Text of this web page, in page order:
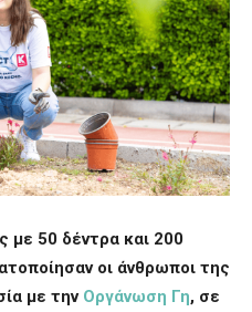
με 50 δέντρα και 200
οι άνθρωποι της
με την Οργάνωση Γη, σε